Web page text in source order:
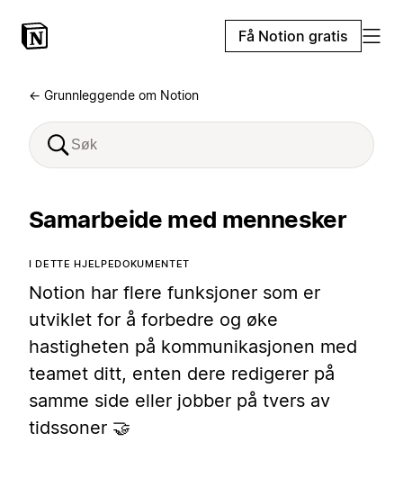
Få Notion gratis
← Grunnleggende om Notion
Samarbeide med mennesker
I DETTE HJELPEDOKUMENTET
Notion har flere funksjoner som er
utviklet for å forbedre og øke
hastigheten på kommunikasjonen med
teamet ditt, enten dere redigerer på
samme side eller jobber på tvers av
tidssoner 🤝